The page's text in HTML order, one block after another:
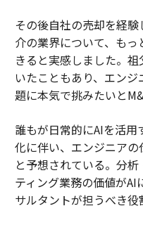
その後自社の売却を経
介の業界について、も
きると実感しました。
いたこともあり、エン
題に本気で挑みたいと
誰もが日常的にAIを活
化に伴い、エンジニア
と予想されている。分
ティング業務の価値がAI
サルタントが担うべき役